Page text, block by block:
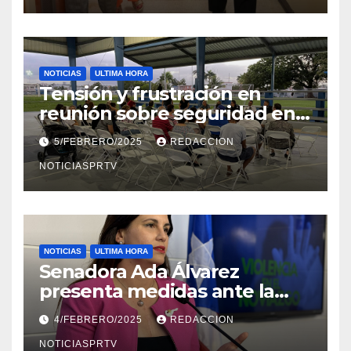
NOTICIAS ULTIMA HORA
Tensión y frustración en
reunión sobre seguridad en
Reparto Metropolitano
5/FEBRERO/2025 REDACCION
NOTICIASPRTV
NOTICIAS ULTIMA HORA
Senadora Ada Álvarez
presenta medidas ante la
violencia en el noviazgo
4/FEBRERO/2025 REDACCION
NOTICIASPRTV